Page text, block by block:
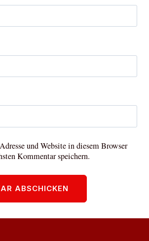
und Website in diesem Browser
Kommentar speichern.